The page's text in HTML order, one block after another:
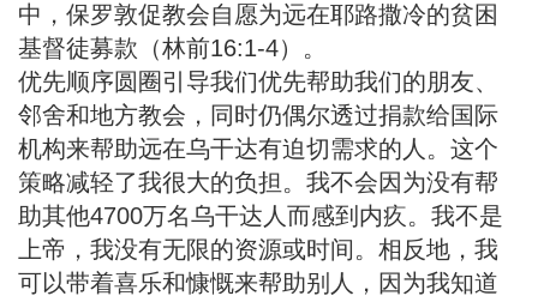
中，保罗敦促教会自愿为远在耶路撒冷的贫困
基督徒募款（林前16:1-4）。
优先顺序圆圈引导我们优先帮助我们的朋友、
邻舍和地方教会，同时仍偶尔透过捐款给国际
机构来帮助远在乌干达有迫切需求的人。这个
策略减轻了我很大的负担。我不会因为没有帮
助其他4700万名乌干达人而感到内疚。我不是
上帝，我没有无限的资源或时间。相反地，我
可以带着喜乐和慷慨来帮助别人，因为我知道